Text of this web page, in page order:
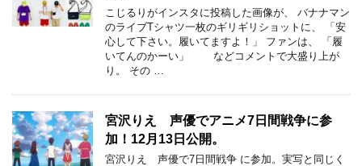
こじるりがインスタに投稿した画像が、 バナナマン
のライブTシャツ一枚のギリギリショットに、 「安
心して下さい。履いてますよ！」 ファンは、 「履
いてんのかーい」 などコメントで大盛り上が
り。 その …
宮沢りえ 声優でアニメ7日間戦争に参
加！12月13日公開。
宮沢りえ 声優で7日間戦争 に参加。実写と同じく